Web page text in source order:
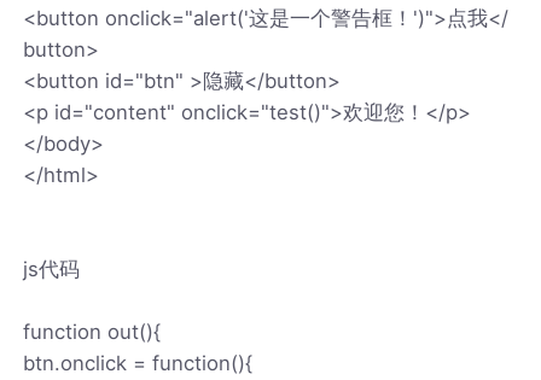
<button onclick="alert('这是一个警告框！')">点我</
button>
<button id="btn" >隐藏</button>
<p id="content" onclick="test()">欢迎您！</p>
</body>
</html>
js代码
function out(){
btn.onclick = function(){